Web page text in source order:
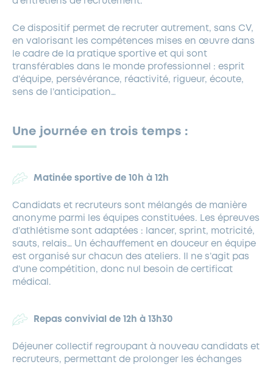
Ce dispositif permet de recruter autrement, sans CV,
en valorisant les compétences mises en œuvre dans
le cadre de la pratique sportive et qui sont
transférables dans le monde professionnel : esprit
d’équipe, persévérance, réactivité, rigueur, écoute,
sens de l’anticipation…
Une journée en trois temps :
Matinée sportive de 10h à 12h
Candidats et recruteurs sont mélangés de manière
anonyme parmi les équipes constituées. Les épreuves
d’athlétisme sont adaptées : lancer, sprint, motricité,
sauts, relais… Un échauffement en douceur en équipe
est organisé sur chacun des ateliers. Il ne s’agit pas
d’une compétition, donc nul besoin de certificat
médical.
Repas convivial de 12h à 13h30
Déjeuner collectif regroupant à nouveau candidats et
recruteurs, permettant de prolonger les échanges